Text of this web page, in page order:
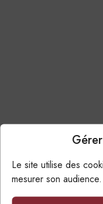
Le site utilise des
mesurer son audience.